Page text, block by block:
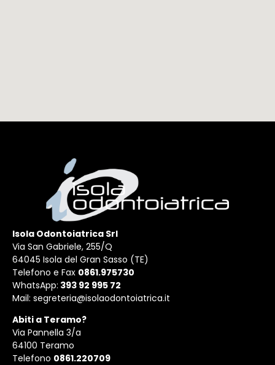
Isola Odontoiatrica Srl
Via San Gabriele, 255/Q
64045 Isola del Gran Sasso (TE)
Telefono e Fax 0861.975730
WhatsApp: 393 92 995 72
Mail: segreteria@isolaodontoiatrica.it
Abiti a Teramo?
Via Pannella 3/a
64100 Teramo
Telefono 0861.220709